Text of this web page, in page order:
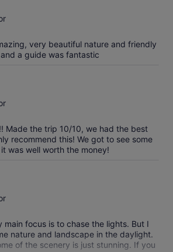
that they'd said they would provide
making it sound like we were silly for
they begrudgingly drove 10 mins to
the child seat. When we finished the
to location 2 and said the tour was
back to location 1 carrying our child
up the stroller that had been left at
provide a gluten free option for my
disease which had been
The tour guide shared some good
to the beach but nothing on the way
landscape was beautiful and we did
did stop and let us out which was a
staff member took photos of us
Overall, a good experience but not
very beautiful nature and friendly
a guide was fantastic
Made the trip 10/10, we had the best
recommend this! We got to see some
was well worth the money!
main focus is to chase the lights. But I
nature and landscape in the daylight.
of the scenery is just stunning. If you